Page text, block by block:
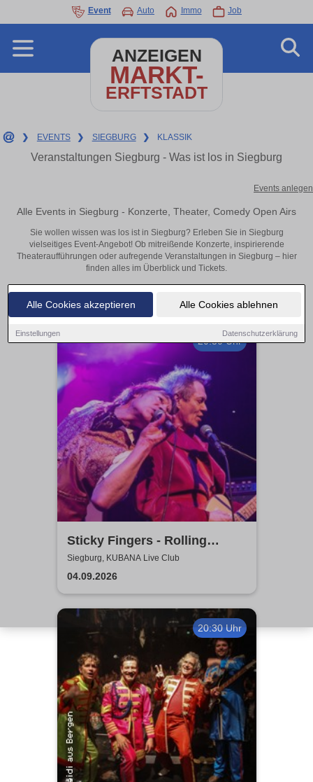
Alle Cookies akzeptieren Alle Cookies ablehnen
Einstellungen Datenschutzerklärung
Event Auto Immo Job
ANZEIGEN
MARKT-
ERFTSTADT
❯ EVENTS ❯ SIEGBURG ❯ KLASSIK
Veranstaltungen Siegburg - Was ist los in Siegburg
Events anlegen
Alle Events in Siegburg - Konzerte, Theater, Comedy Open Airs
Sie wollen wissen was los ist in Siegburg? Erleben Sie in Siegburg
vielseitiges Event-Angebot! Ob mitreißende Konzerte, inspirierende
Theateraufführungen oder aufregende Veranstaltungen in Siegburg – hier
finden alles im Überblick und Tickets.
20:30 Uhr
Sticky Fingers - Rolling
Stones Tribute
Siegburg, KUBANA Live Club
04.09.2026
20:30 Uhr